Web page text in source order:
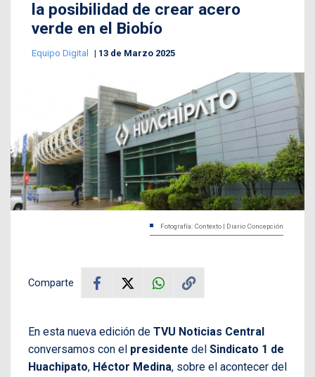
la posibilidad de crear acero
verde en el Biobío
Equipo Digital 13 de Marzo 2025
Fotografía: Contexto | Diario Concepción
Comparte
En esta nueva edición de TVU Noticias Central
conversamos con el presidente del Sindicato 1 de
Huachipato, Héctor Medina, sobre el acontecer del